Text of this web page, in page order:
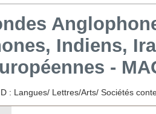
Indiens,
-
: Langues/ Lettres/Arts/ Sociétés